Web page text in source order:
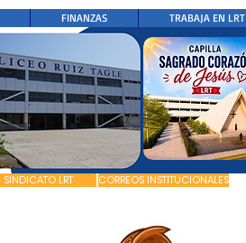
FINANZAS TRABAJA EN LRT
SINDICATO LRT CORREOS INSTITUCIONALES